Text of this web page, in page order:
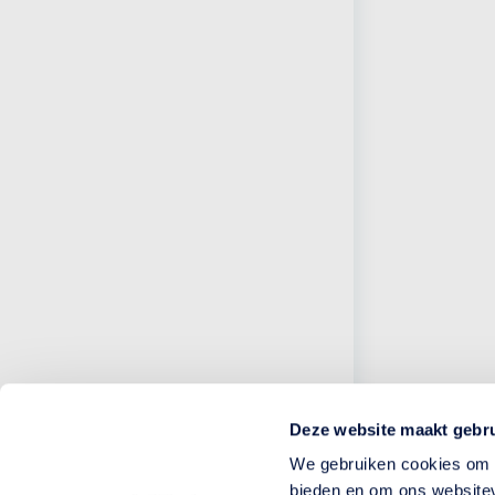
Deze website maakt
We gebruiken cookies
bieden en om ons